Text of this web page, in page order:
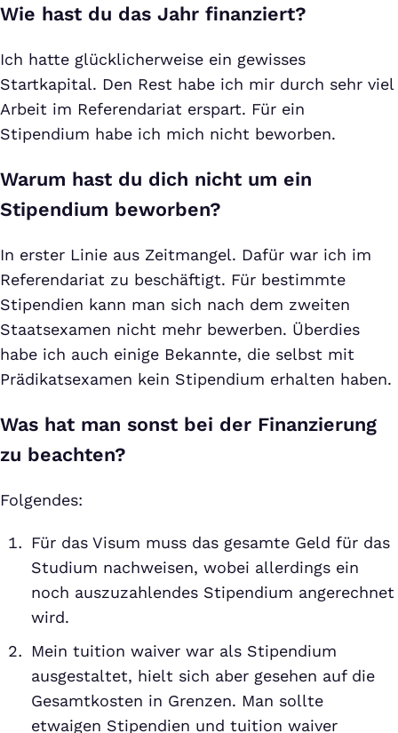
Wie hast du das Jahr finanziert?
Ich hatte glücklicherweise ein gewisses
Startkapital. Den Rest habe ich mir durch sehr viel
Arbeit im Referendariat erspart. Für ein
Stipendium habe ich mich nicht beworben.
Warum hast du dich nicht um ein
Stipendium beworben?
In erster Linie aus Zeitmangel. Dafür war ich im
Referendariat zu beschäftigt. Für bestimmte
Stipendien kann man sich nach dem zweiten
Staatsexamen nicht mehr bewerben. Überdies
habe ich auch einige Bekannte, die selbst mit
Prädikatsexamen kein Stipendium erhalten haben.
Was hat man sonst bei der Finanzierung
zu beachten?
Folgendes:
Für das Visum muss das gesamte Geld für das
Studium nachweisen, wobei allerdings ein
noch auszuzahlendes Stipendium angerechnet
wird.
Mein tuition waiver war als Stipendium
ausgestaltet, hielt sich aber gesehen auf die
Gesamtkosten in Grenzen. Man sollte
etwaigen Stipendien und tuition waiver